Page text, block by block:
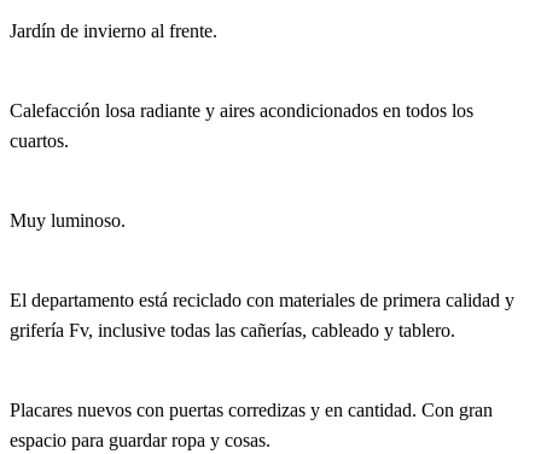
Jardín de invierno al frente.
Calefacción losa radiante y aires acondicionados en todos los
cuartos.
Muy luminoso.
El departamento está reciclado con materiales de primera calidad y
grifería Fv, inclusive todas las cañerías, cableado y tablero.
Placares nuevos con puertas corredizas y en cantidad. Con gran
espacio para guardar ropa y cosas.